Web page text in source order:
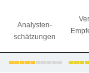
Analysten-
schätzungen